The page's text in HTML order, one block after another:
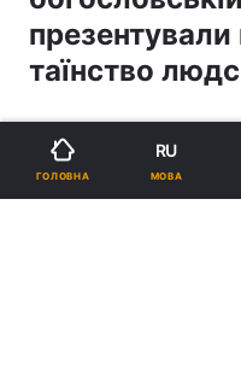
презентували
таїнство
ГОЛОВНА
RU
МОВА